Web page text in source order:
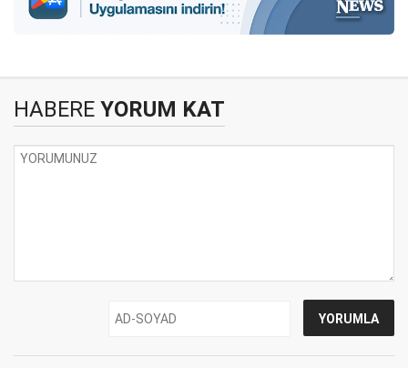
HABERE YORUM KAT